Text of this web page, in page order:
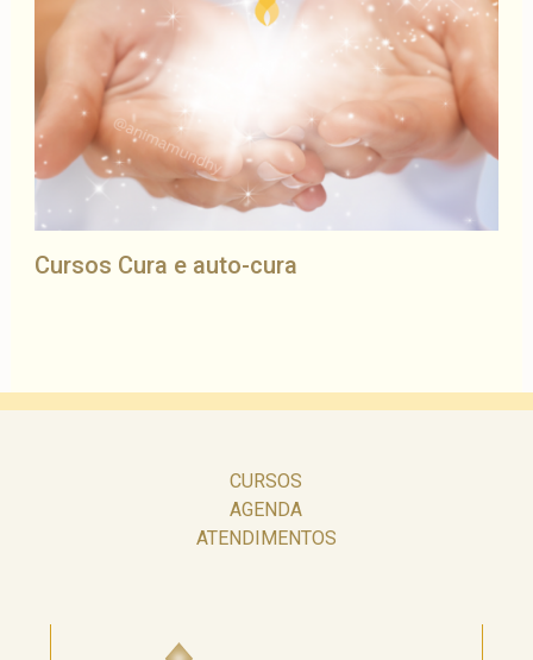
Cursos Cura e auto-cura
CURSOS
AGENDA
ATENDIMENTOS